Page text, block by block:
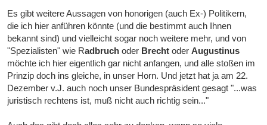
Es gibt weitere Aussagen von honorigen (auch Ex-) Politikern,
die ich hier anführen könnte (und die bestimmt auch Ihnen
bekannt sind) und vielleicht sogar noch weitere mehr, und von
"Spezialisten" wie Radbruch oder Brecht oderAugustinus
möchte ich hier eigentlich gar nicht anfangen, und alle stoßen im
Prinzip doch ins gleiche, in unser Horn. Und jetzt hat ja am 22.
Dezember v.J. auch noch unser Bundespräsident gesagt "...was
juristisch rechtens ist, muß nicht auch richtig sein..."